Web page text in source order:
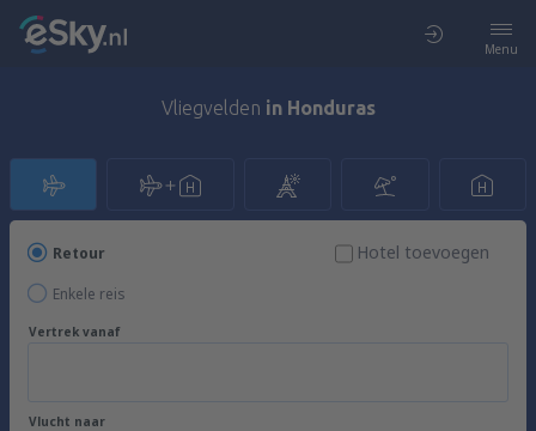
Menu
Vliegvelden in Honduras
Retour
Enkele reis
Hotel toevoegen
Vertrek vanaf
Vlucht naar